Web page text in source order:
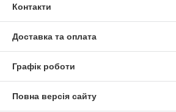
Контакти
Доставка та оплата
Графік роботи
Повна версія сайту